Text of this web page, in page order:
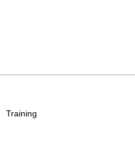
Training